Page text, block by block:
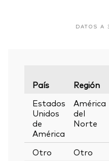
DATOS
País Región
Estados
Unidos
de
América
América
del
Norte
Otro Otro